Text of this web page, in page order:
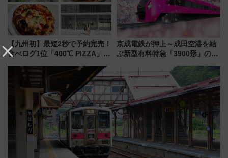
【九州初】最短2秒で予約完売！
食べログ1位「400℃ PIZZA」が
プン。もつ鍋風など限定メニュ
京成電鉄が押上～成田空港を結
ぶ新型有料特急「3900形」のコ
募集も実施